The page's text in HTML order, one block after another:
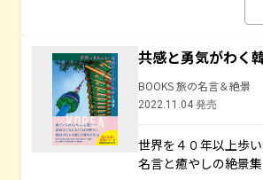
共感と勇気がわく
BOOKS 旅の名言＆絶景
2022.11.04 発売
世界を４０年以上歩
名言と癒やしの絶景集